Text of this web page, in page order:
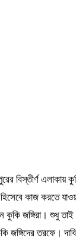
বিস্তীর্ণ এলাকায়
কাজ করতে
জঙ্গিরা। শুধু
জঙ্গিদের তরফে।